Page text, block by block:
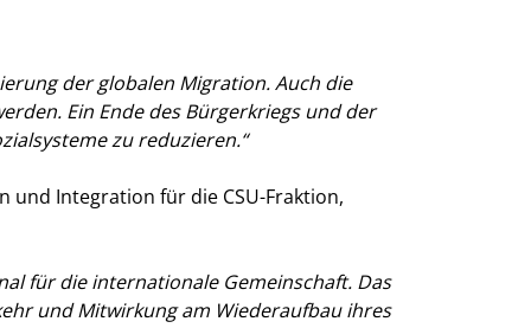
der globalen Migration. Auch die
Ein Ende des Bürgerkriegs und der
zu reduzieren.“
und Integration für die CSU-Fraktion,
für die internationale Gemeinschaft. Das
und Mitwirkung am Wiederaufbau ihres